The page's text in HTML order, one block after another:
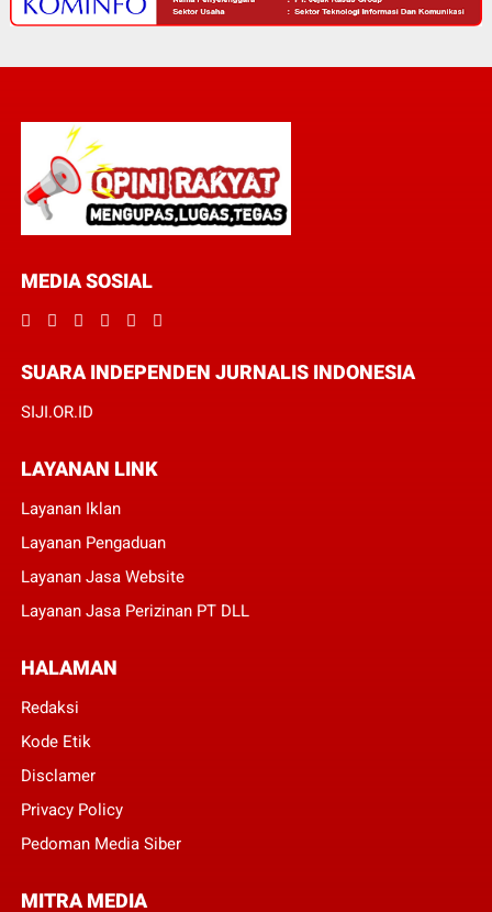
MEDIA SOSIAL
SUARA INDEPENDEN JURNALIS INDONESIA
SIJI.OR.ID
LAYANAN LINK
Layanan Iklan
Layanan Pengaduan
Layanan Jasa Website
Layanan Jasa Perizinan PT DLL
HALAMAN
Redaksi
Kode Etik
Disclamer
Privacy Policy
Pedoman Media Siber
MITRA MEDIA